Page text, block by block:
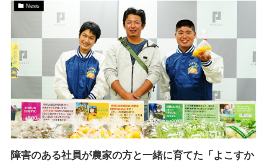
News
障害のある社員が農家の方と一緒に育てた「よこすか